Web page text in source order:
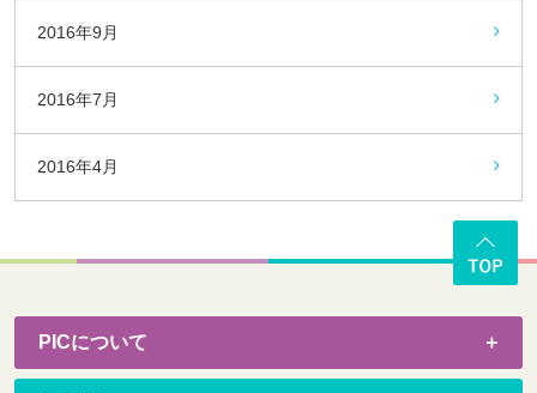
2016年9月
2016年7月
2016年4月
PICについて